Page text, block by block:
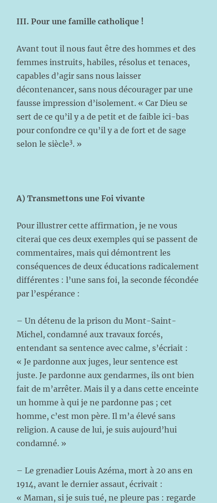
III. Pour une famille catholique !
Avant tout il nous faut être des hommes et des
femmes instruits, habiles, résolus et tenaces,
capables d’agir sans nous laisser
décontenancer, sans nous décourager par une
fausse impression d’isolement. « Car Dieu se
sert de ce qu’il y a de petit et de faible ici-bas
pour confondre ce qu’il y a de fort et de sage
selon le siècle3. »
A) Transmettons une Foi vivante
Pour illustrer cette affirmation, je ne vous
citerai que ces deux exemples qui se passent de
commentaires, mais qui démontrent les
conséquences de deux éducations radicalement
différentes : l’une sans foi, la seconde fécondée
par l’espérance :
– Un détenu de la prison du Mont-Saint-
Michel, condamné aux travaux forcés,
entendant sa sentence avec calme, s’écriait :
« Je pardonne aux juges, leur sentence est
juste. Je pardonne aux gendarmes, ils ont bien
fait de m’arrêter. Mais il y a dans cette enceinte
un homme à qui je ne pardonne pas ; cet
homme, c’est mon père. Il m’a élevé sans
religion. A cause de lui, je suis aujourd’hui
condamné. »
– Le grenadier Louis Azéma, mort à 20 ans en
1914, avant le dernier assaut, écrivait :
« Maman, si je suis tué, ne pleure pas : regarde